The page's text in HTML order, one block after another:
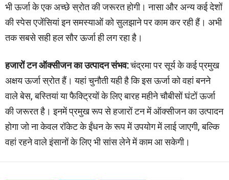
भी ऊर्जा के एक अच्छे स्रोत की जरूरत होगी। नासा और अन्य कई देशों
की स्पेस एजेंसियां इन समस्याओं को सुलझाने पर काम कर रही हैं। अभी
तक सबसे सही हल सौर ऊर्जा ही लग रहा है।
हजारों टन ऑक्सीजन का उत्पादन संभव:चंद्रमा पर सूर्य के कई प्रमुख
अक्षय ऊर्जा स्रोत हैं। यहां चुनौती यही है कि इस ऊर्जा को वहां बनने
वाले बेस, बस्तियां या फैक्ट्रियों के लिए बारह महीने चौबीसों घंटों ऊर्जा
की जरूरत है। इनमें प्रमुख रूप से हजारों टन में ऑक्सीजन का उत्पादन
होगा जो ना केवल रॉकेट के ईंधन के रूप में उपयोग में लाई जाएगी, बल्कि
वहां रहने वाले इंसानों के लिए भी सांस लेने में काम आ सकेगी।